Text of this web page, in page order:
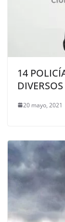
14
20 mayo, 2021